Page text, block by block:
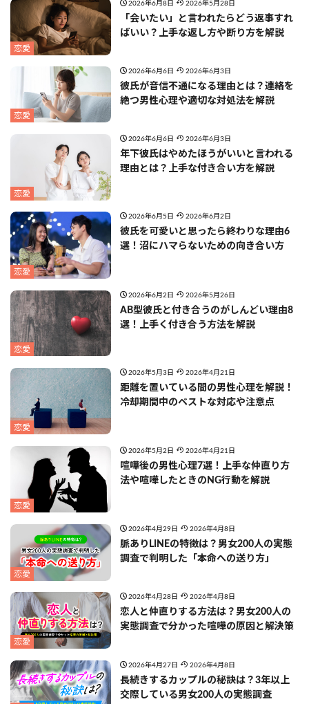
恋愛
2026年6月8日 2026年5月28日
「会いたい」と言われたらどう返事すれ
ばいい？上手な返し方や断り方を解説
恋愛
2026年6月6日 2026年6月3日
彼氏が音信不通になる理由とは？連絡を
絶つ男性心理や適切な対処法を解説
恋愛
2026年6月6日 2026年6月3日
年下彼氏はやめたほうがいいと言われる
理由とは？上手な付き合い方を解説
恋愛
2026年6月5日 2026年6月2日
彼氏を可愛いと思ったら終わりな理由6
選！沼にハマらないための向き合い方
恋愛
2026年6月2日 2026年5月26日
AB型彼氏と付き合うのがしんどい理由8
選！上手く付き合う方法を解説
恋愛
2026年5月3日 2026年4月21日
距離を置いている間の男性心理を解説！
冷却期間中のベストな対応や注意点
恋愛
2026年5月2日 2026年4月21日
喧嘩後の男性心理7選！上手な仲直り方
法や喧嘩したときのNG行動を解説
恋愛
2026年4月29日 2026年4月8日
脈ありLINEの特徴は？男女200人の実態
調査で判明した「本命への送り方」
恋愛
2026年4月28日 2026年4月8日
恋人と仲直りする方法は？男女200人の
実態調査で分かった喧嘩の原因と解決策
2026年4月27日 2026年4月8日
長続きするカップルの秘訣は？3年以上
交際している男女200人の実態調査